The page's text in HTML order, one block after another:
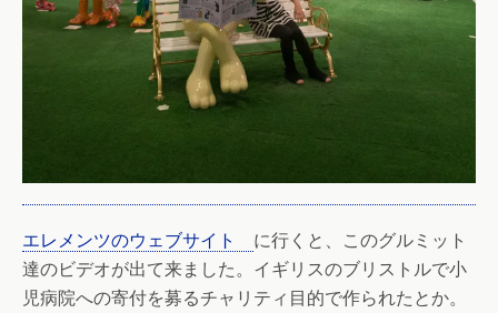
エレメンツのウェブサイト に行くと、このグルミット
達のビデオが出て来ました。イギリスのブリストルで小
児病院への寄付を募るチャリティ目的で作られたとか。